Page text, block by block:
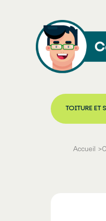
TOITURE ET
Accueil